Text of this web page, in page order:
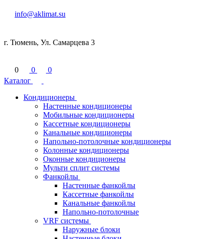
info@aklimat.su
г. Тюмень, Ул. Самарцева 3
0 0
0
Каталог
Кондиционеры
Настенные кондиционеры
Мобильные кондиционеры
Кассетные кондиционеры
Канальные кондиционеры
Напольно-потолочные кондиционеры
Колонные кондиционеры
Оконные кондиционеры
Мульти сплит системы
Фанкойлы
Настенные фанкойлы
Кассетные фанкойлы
Канальные фанкойлы
Напольно-потолочные
VRF системы
Наружные блоки